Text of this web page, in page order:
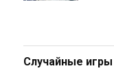
Случайные игры